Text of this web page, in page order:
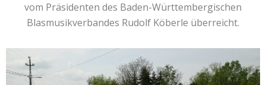
vom Präsidenten des Baden-Württembergischen
Blasmusikverbandes Rudolf Köberle überreicht.